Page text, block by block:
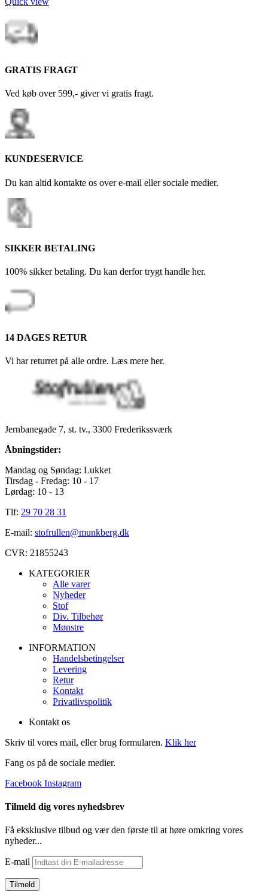
GRATIS FRAGT
Ved køb over 599,- giver vi gratis fragt.
KUNDESERVICE
Du kan altid kontakte os over e-mail eller sociale medier.
SIKKER BETALING
100% sikker betaling. Du kan derfor trygt handle her.
14 DAGES RETUR
Vi har returret på alle ordre. Læs mere her.
Jernbanegade 7, st. tv., 3300 Frederikssværk
Åbningstider:
Mandag og Søndag: Lukket
Tirsdag - Fredag: 10 - 17
Lørdag: 10 - 13
Tlf: 29 70 28 31
E-mail: stofrullen@munkberg.dk
CVR: 21855243
KATEGORIER
Alle varer
Nyheder
Stof
Div. Tilbehør
Mønstre
INFORMATION
Handelsbetingelser
Levering
Retur
Kontakt
Privatlivspolitik
Kontakt os
Skriv til vores mail, eller brug formularen. Klik her
Fang os på de sociale medier.
Facebook Instagram
Tilmeld dig vores nyhedsbrev
Få eksklusive tilbud og vær den første til at høre omkring vores
nyheder...
E-mail